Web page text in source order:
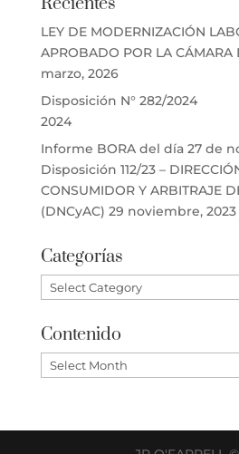
LEY DE MODERNIZACIÓN
APROBADO POR LA CÁMARA
marzo, 2026
Disposición N° 282/2024
2024
Informe BORA del día 27 de
Disposición 112/23 –
CONSUMIDOR Y ARBITRAJE
(DNCyAC) 29 noviembre, 2023
Categorías
Categorías
Contenido
Contenido